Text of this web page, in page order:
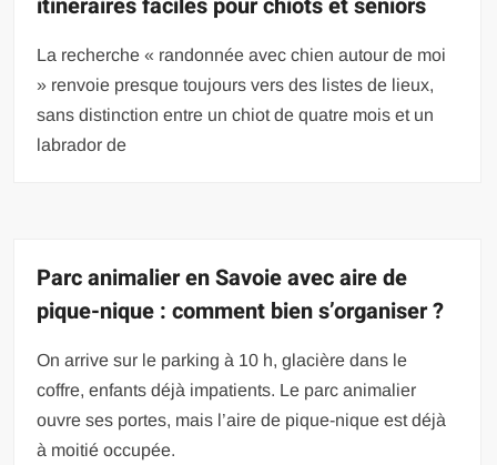
La recherche « randonnée avec chien autour de moi
» renvoie presque toujours vers des listes de lieux,
sans distinction entre un chiot de quatre mois et un
labrador de
Parc animalier en Savoie avec aire de
pique-nique : comment bien s’organiser ?
On arrive sur le parking à 10 h, glacière dans le
coffre, enfants déjà impatients. Le parc animalier
ouvre ses portes, mais l’aire de pique-nique est déjà
à moitié occupée.